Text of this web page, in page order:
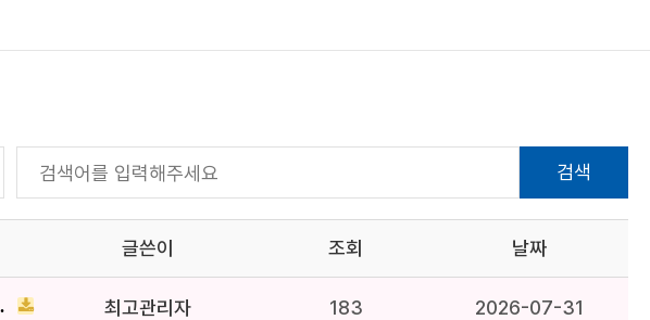
검색
글쓴이 조회 날짜
공지합니다. 최고관리자 183 2026-07-31